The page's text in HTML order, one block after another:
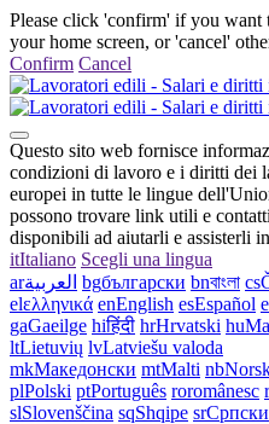
Please click 'confirm' if you want
your home screen, or 'cancel'
Confirm Cancel
Questo sito web fornisce
condizioni di lavoro e i diritti dei
europei in tutte le lingue
possono trovare link utili e
disponibili ad aiutarli e assisterli
itItaliano Scegli una lingua
arالعربية bgбългарски bnবাংলা cs
elελληνικά enEnglish esEspañol
gaGaeilge hiहिंदी hrHrvatski hu
ltLietuvių lvLatviešu valoda
mkМакедонски mtMalti nb
plPolski ptPortuguês roromânesc
slSlovenščina sqShqipe srСрпски